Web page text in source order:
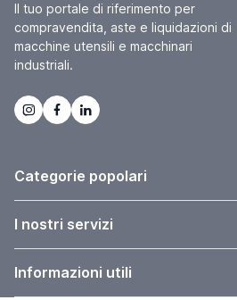
Il tuo portale di riferimento per
compravendita, aste e liquidazioni di
macchine utensili e macchinari
industriali.
Categorie popolari
I nostri servizi
Informazioni utili